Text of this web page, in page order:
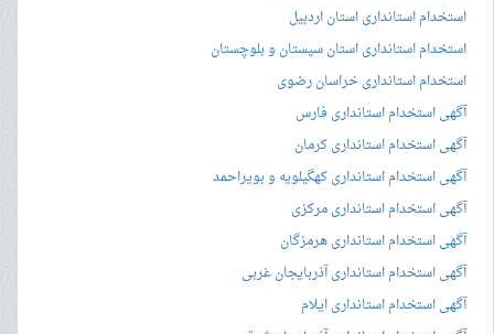
استخدام استانداری استان اردبیل
استخدام استانداری استان سیستان و بلوچستان
استخدام استانداری خراسان رضوی
آگهی استخدام استانداری فارس
آگهی استخدام استانداری کرمان
آگهی استخدام استانداری کهگیلویه و بویراحمد
آگهی استخدام استانداری مرکزی
آگهی استخدام استانداری هرمزگان
آگهی استخدام استانداری آذربایجان غربی
آگهی استخدام استانداری ایلام